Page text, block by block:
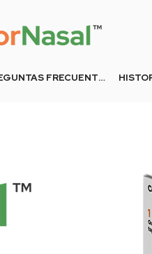
PREGUNTAS FRECUENTES